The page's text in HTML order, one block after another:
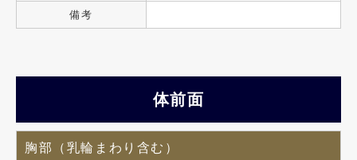
備考
体前面
胸部（乳輪まわり含む）